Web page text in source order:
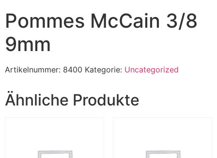
Pommes McCain 3/8
9mm
Artikelnummer: 8400 Kategorie: Uncategorized
Ähnliche Produkte